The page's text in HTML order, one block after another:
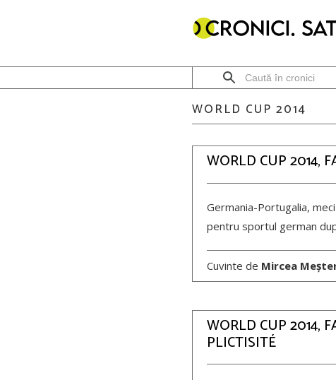
WORLD CUP 2014
WORLD CUP 2014,
Germania-Portugalia,
pentru sportul german
Cuvinte de Mircea
WORLD CUP 2014,
PLICTISITÉ